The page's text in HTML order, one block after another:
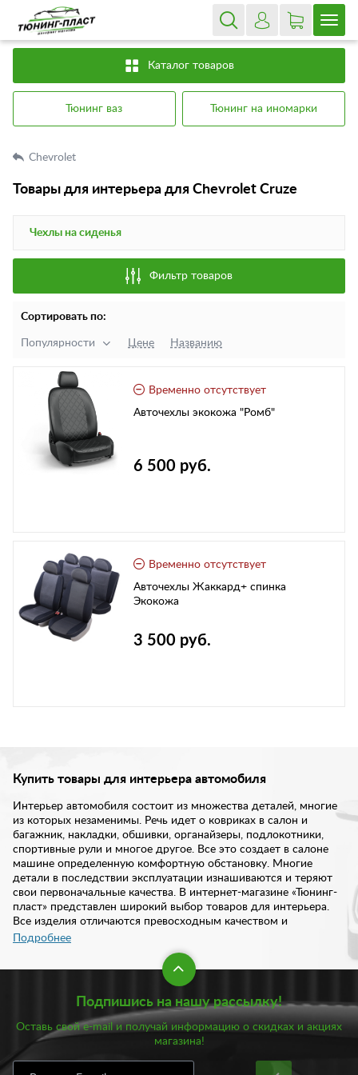
Каталог товаров
Тюнинг ваз Тюнинг на иномарки
Chevrolet
Товары для интерьера для Chevrolet Cruze
Чехлы на сиденья
Фильтр товаров
Сортировать по:
Популярности Цене Названию
Временно отсутствует
Авточехлы экокожа "Ромб"
6 500 руб.
Временно отсутствует
Авточехлы Жаккард+ спинка
Экокожа
3 500 руб.
Купить товары для интерьера автомобиля
Интерьер автомобиля состоит из множества деталей, многие
из которых незаменимы. Речь идет о ковриках в салон и
багажник, накладки, обшивки, органайзеры, подлокотники,
спортивные рули и многое другое. Все это создает в салоне
машине определенную комфортную обстановку. Многие
детали в последствии эксплуатации изнашиваются и теряют
свои первоначальные качества. В интернет-магазине «Тюнинг-
пласт» представлен широкий выбор товаров для интерьера.
Все изделия отличаются превосходным качеством и
надежностью. Купить товары для интерьера авто вы можете у
нас в любое удобное время дистанционно.
В каталоге нашего интернет-магазина предложен богаты
выбор товаров для интерьера вашей машины:
Ароматизаторы;
Подробнее
Подпишись на нашу рассылку!
Оставь свой e-mail и получай информацию о скидках и акциях
магазина!